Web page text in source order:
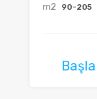
90-205
m2